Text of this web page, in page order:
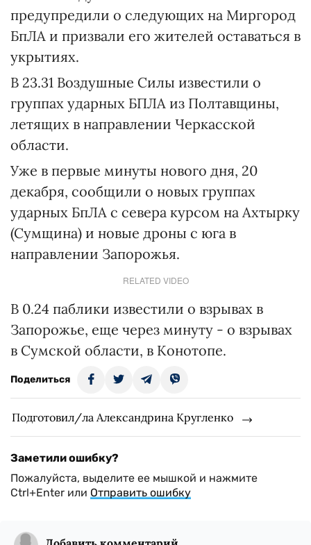
предупредили о следующих на Миргород
БпЛА и призвали его жителей оставаться в
укрытиях.
В 23.31 Воздушные Силы известили о
группах ударных БПЛА из Полтавщины,
летящих в направлении Черкасской
области.
Уже в первые минуты нового дня, 20
декабря, сообщили о новых группах
ударных БпЛА с севера курсом на Ахтырку
(Сумщина) и новые дроны с юга в
направлении Запорожья.
RELATED VIDEO
В 0.24 паблики известили о взрывах в
Запорожье, еще через минуту - о взрывах
в Сумской области, в Конотопе.
Поделиться
Подготовил/ла Александрина Кругленко
Заметили ошибку?
Пожалуйста, выделите ее мышкой и нажмите
Ctrl+Enter или Отправить ошибку